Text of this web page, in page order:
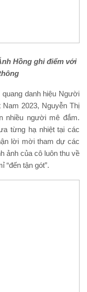
Hồng ghi điểm với
quang danh hiệu Người
2023, Nguyễn Thị
nhiều người mê đắm.
từng hạ nhiệt tại các
lời mời tham dự các
ảnh của cô luôn thu về
“đến tận gót”.